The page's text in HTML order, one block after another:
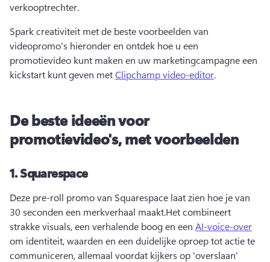
verkooptrechter.
Spark creativiteit met de beste voorbeelden van
videopromo's hieronder en ontdek hoe u een
promotievideo kunt maken en uw marketingcampagne een
kickstart kunt geven met Clipchamp video-editor.
De beste ideeën voor
promotievideo's, met voorbeelden
1.Squarespace
Deze pre-roll promo van Squarespace laat zien hoe je van
30 seconden een merkverhaal maakt.Het combineert
strakke visuals, een verhalende boog en een AI-voice-over
om identiteit, waarden en een duidelijke oproep tot actie te
communiceren, allemaal voordat kijkers op 'overslaan'